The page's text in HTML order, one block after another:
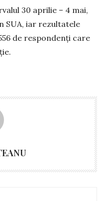
30 aprilie – 4 mai,
SUA, iar rezultatele
de respondenți care